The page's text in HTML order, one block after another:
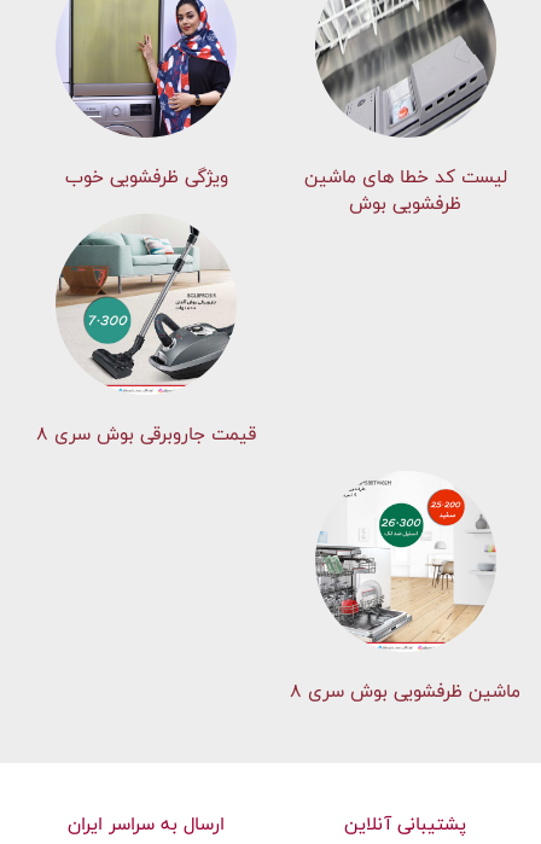
لیست کد خطا های ماشين
ظرفشویی بوش
ویژگی ظرفشویی خوب
قیمت جاروبرقی بوش سری ۸
ماشین ظرفشویی بوش سری 8
پشتیبانی آنلاین ارسال به سراسر ایران